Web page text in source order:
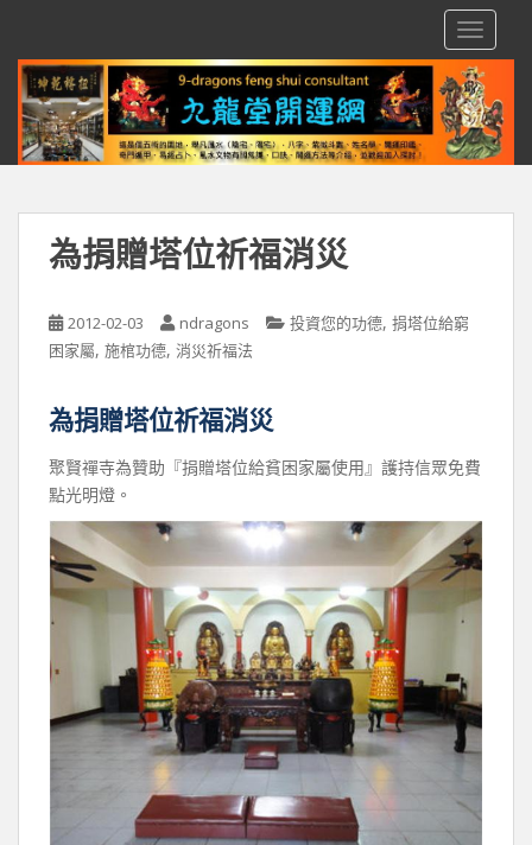
為捐贈塔位祈福消災
2012-02-03 ndragons 投資您的功德, 捐塔位給窮
困家屬, 施棺功德, 消災祈福法
為捐贈塔位祈福消災
聚賢禪寺為贊助『捐贈塔位給貧困家屬使用』護持信眾免費
點光明燈。